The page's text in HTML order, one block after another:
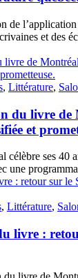
de
et des
, Littérature,
du livre de
et
ses 40
une
, Littérature,
livre :